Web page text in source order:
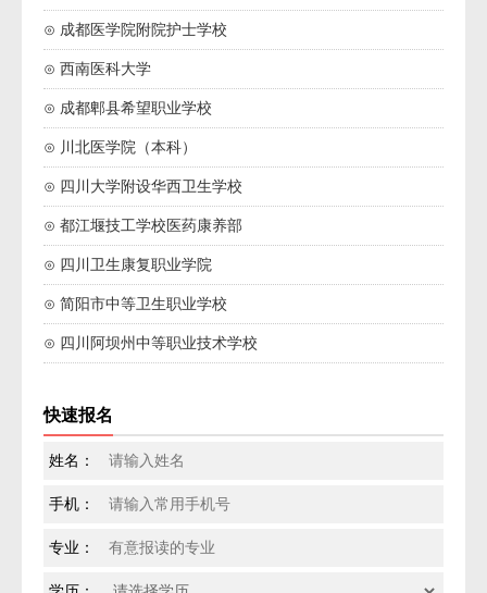
⊙ 成都医学院附院护士学校
⊙ 西南医科大学
⊙ 成都郫县希望职业学校
⊙ 川北医学院（本科）
⊙ 四川大学附设华西卫生学校
⊙ 都江堰技工学校医药康养部
⊙ 四川卫生康复职业学院
⊙ 简阳市中等卫生职业学校
⊙ 四川阿坝州中等职业技术学校
快速报名
姓名：
手机：
专业：